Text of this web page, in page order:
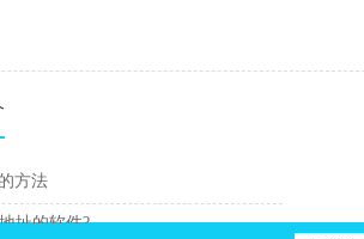
方法
址的软件?